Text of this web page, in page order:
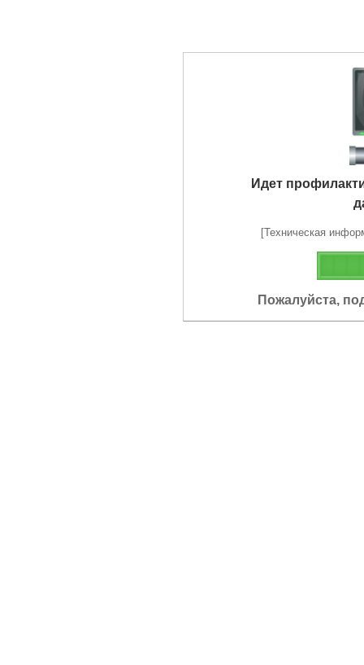
Идет
[Техническая
Пожалуйста,